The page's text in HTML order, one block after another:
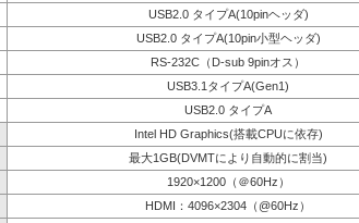
USB2.0 タイプA(10pinヘッダ)
USB2.0 タイプA(10pin小型ヘッダ)
RS-232C（D-sub 9pinオス）
USB3.1タイプA(Gen1)
USB2.0 タイプA
Intel HD Graphics(搭載CPUに依存)
最大1GB(DVMTにより自動的に割当)
1920×1200（＠60Hz）
HDMI：4096×2304（@60Hz）